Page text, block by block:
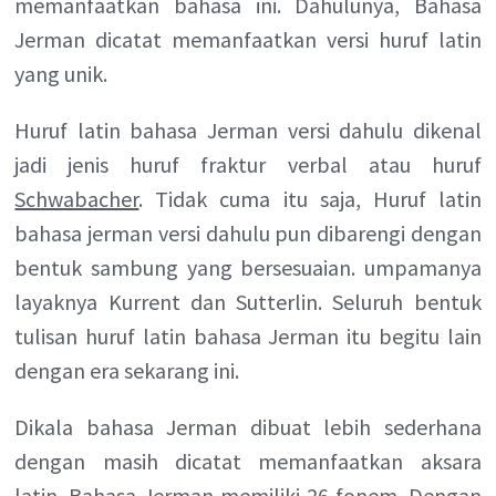
Jerman dicatat memanfaatkan versi huruf latin
yang unik.
Huruf latin bahasa Jerman versi dahulu dikenal
jadi jenis huruf fraktur verbal atau huruf
Schwabacher. Tidak cuma itu saja, Huruf latin
bahasa jerman versi dahulu pun dibarengi dengan
bentuk sambung yang bersesuaian. umpamanya
layaknya Kurrent dan Sutterlin. Seluruh bentuk
tulisan huruf latin bahasa Jerman itu begitu lain
dengan era sekarang ini.
Dikala bahasa Jerman dibuat lebih sederhana
dengan masih dicatat memanfaatkan aksara